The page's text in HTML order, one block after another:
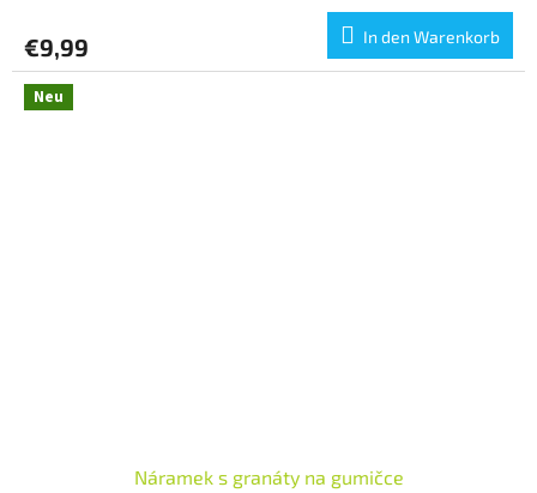
€9,99 In den Warenkorb
Neu
Náramek s granáty na gumičce